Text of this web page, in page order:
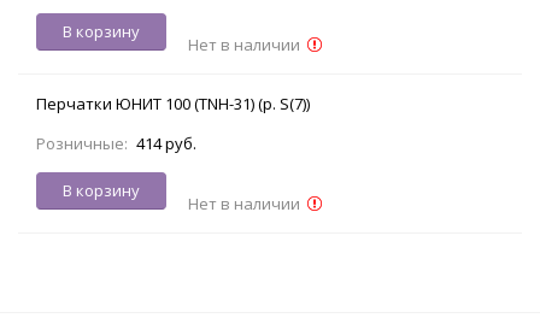
В корзину
Нет в наличии
Перчатки ЮНИТ 100 (TNH-31) (р. S(7))
Розничные: 414 руб.
В корзину
Нет в наличии